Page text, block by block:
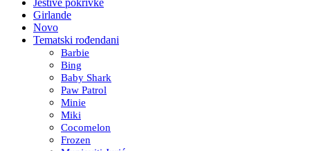
Girlande
Novo
Tematski rođendani
Barbie
Bing
Baby Shark
Paw Patrol
Minie
Miki
Cocomelon
Frozen